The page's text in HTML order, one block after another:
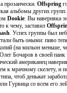
прозаически. Offspring
альбомы других
Dookie. Вы наверняка
к чему, заставил
. Успех группы был
быть оными: пиво
(на мильон меньше,
Бочаров в своей
американец
к мрачному скелету, и
чтоб деньжат
Гурвица со всем его